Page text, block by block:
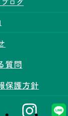
ログ
質問
保護方針